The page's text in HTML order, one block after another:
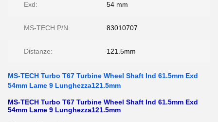
Exd: 54 mm
MS-TECH P/N: 83010707
Distanze: 121.5mm
MS-TECH Turbo T67 Turbine Wheel Shaft Ind 61.5mm Exd
54mm Lame 9 Lunghezza121.5mm
MS-TECH Turbo T67 Turbine Wheel Shaft Ind 61.5mm Exd
54mm Lame 9 Lunghezza121.5mm